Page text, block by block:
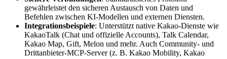
gewährleistet den sicheren Austausch von Daten und
Befehlen zwischen KI-Modellen und externen Diensten.
Integrationsbeispiele: Unterstützt native Kakao-Dienste wie
KakaoTalk (Chat und offizielle Accounts), Talk Calendar,
Kakao Map, Gift, Melon und mehr. Auch Community- und
Drittanbieter-MCP-Server (z. B. Kakao Mobility, Kakao